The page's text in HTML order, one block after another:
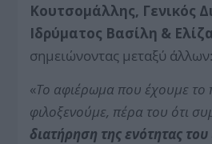
Κουτσομάλλης, Γενικός
Ιδρύματος Βασίλη &
σημειώνοντας μεταξύ άλλων:
«Το αφιέρωμα που έχουμε το
φιλοξενούμε, πέρα του ότι
διατήρηση της ενότητας του